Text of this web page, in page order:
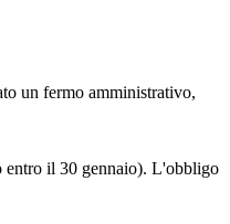
un fermo amministrativo,
entro il 30 gennaio). L'obbligo